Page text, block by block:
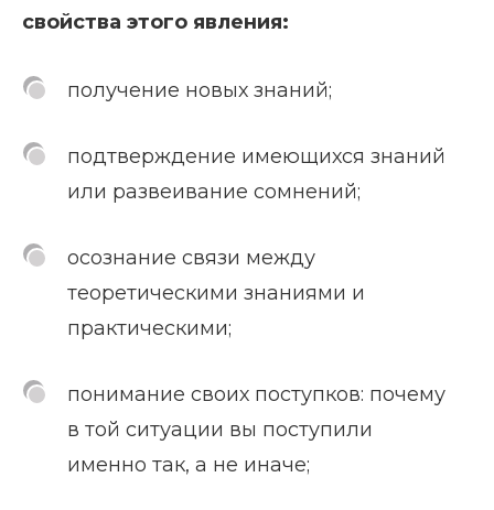
свойства этого явления:
получение новых знаний;
подтверждение имеющихся знаний
или развеивание сомнений;
осознание связи между
теоретическими знаниями и
практическими;
понимание своих поступков: почему
в той ситуации вы поступили
именно так, а не иначе;